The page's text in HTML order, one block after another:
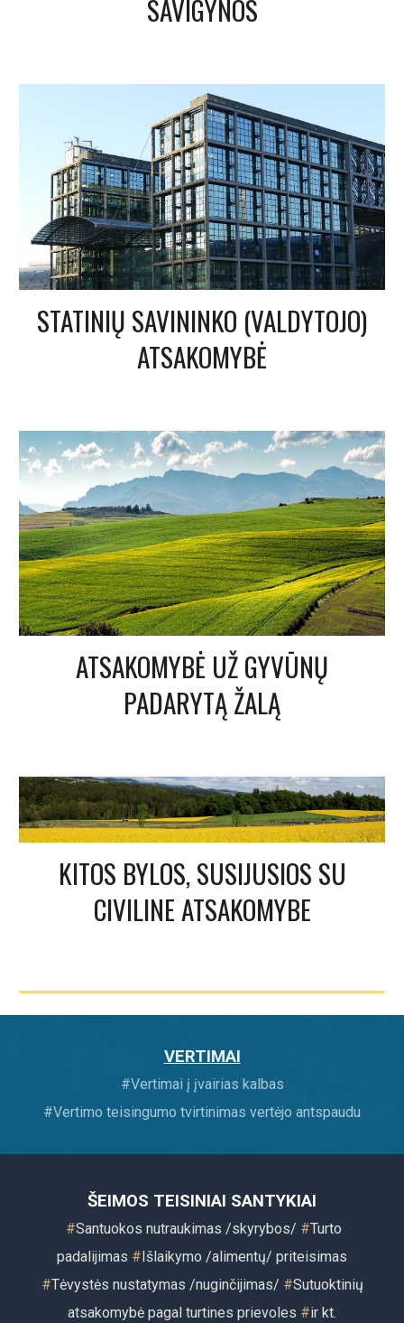
SAVIGYNOS
STATINIŲ SAVININKO (VALDYTOJO)
ATSAKOMYBĖ
ATSAKOMYBĖ UŽ GYVŪNŲ
PADARYTĄ ŽALĄ
KITOS BYLOS, SUSIJUSIOS SU
CIVILINE ATSAKOMYBE
VERTIMAI
#Vertimai į įvairias kalbas
#Vertimo teisingumo tvirtinimas vertėjo antspaudu
ŠEIMOS TEISINIAI SANTYKIAI
#Santuokos nutraukimas /skyrybos/ #Turto
padalijimas #Išlaikymo /alimentų/ priteisimas
#Tėvystės nustatymas /nuginčijimas/ #Sutuoktinių
atsakomybė pagal turtines prievoles #ir kt.